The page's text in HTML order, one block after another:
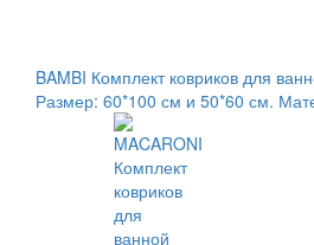
BAMBI Комплект ковриков для
Размер: 60*100 см и 50*60 см.